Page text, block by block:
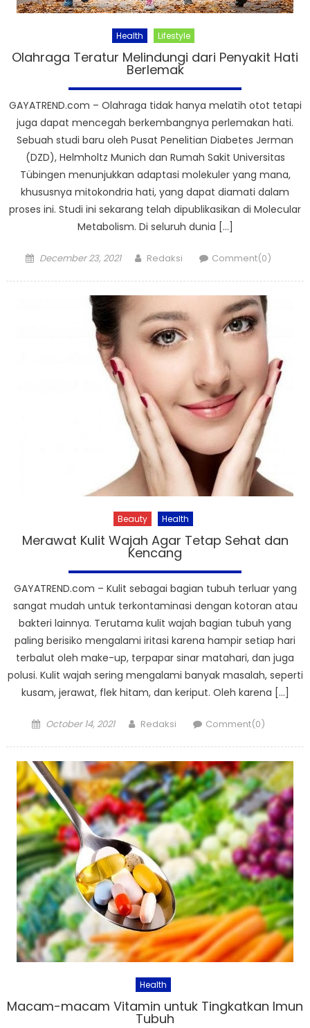
Health Lifestyle
Olahraga Teratur Melindungi dari Penyakit Hati
Berlemak
GAYATREND.com – Olahraga tidak hanya melatih otot tetapi
juga dapat mencegah berkembangnya perlemakan hati.
Sebuah studi baru oleh Pusat Penelitian Diabetes Jerman
(DZD), Helmholtz Munich dan Rumah Sakit Universitas
Tübingen menunjukkan adaptasi molekuler yang mana,
khususnya mitokondria hati, yang dapat diamati dalam
proses ini. Studi ini sekarang telah dipublikasikan di Molecular
Metabolism. Di seluruh dunia […]
Posted
December 23, 2021 Author
Redaksi Comment(0)
Beauty Health
Merawat Kulit Wajah Agar Tetap Sehat dan
Kencang
GAYATREND.com – Kulit sebagai bagian tubuh terluar yang
sangat mudah untuk terkontaminasi dengan kotoran atau
bakteri lainnya. Terutama kulit wajah bagian tubuh yang
paling berisiko mengalami iritasi karena hampir setiap hari
terbalut oleh make-up, terpapar sinar matahari, dan juga
polusi. Kulit wajah sering mengalami banyak masalah, seperti
kusam, jerawat, flek hitam, dan keriput. Oleh karena […]
Posted
October 14, 2021 Author
Redaksi Comment(0)
Health
Macam-macam Vitamin untuk Tingkatkan Imun
Tubuh